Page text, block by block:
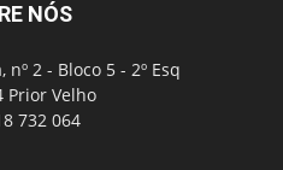
NÓS
2 - Bloco 5 - 2º Esq
Prior Velho
732 064